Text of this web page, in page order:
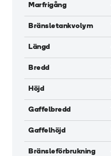
Marfrigång
Bränsletankvolym
Längd
Bredd
Höjd
Gaffelbredd
Gaffelhöjd
Bränsleförbrukning